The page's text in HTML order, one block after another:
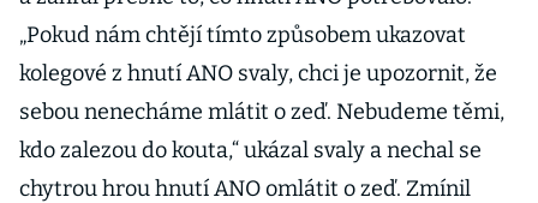
„Pokud nám chtějí tímto způsobem ukazovat
kolegové z hnutí ANO svaly, chci je upozornit, že
sebou nenecháme mlátit o zeď. Nebudeme těmi,
kdo zalezou do kouta,“ ukázal svaly a nechal se
chytrou hrou hnutí ANO omlátit o zeď. Zmínil